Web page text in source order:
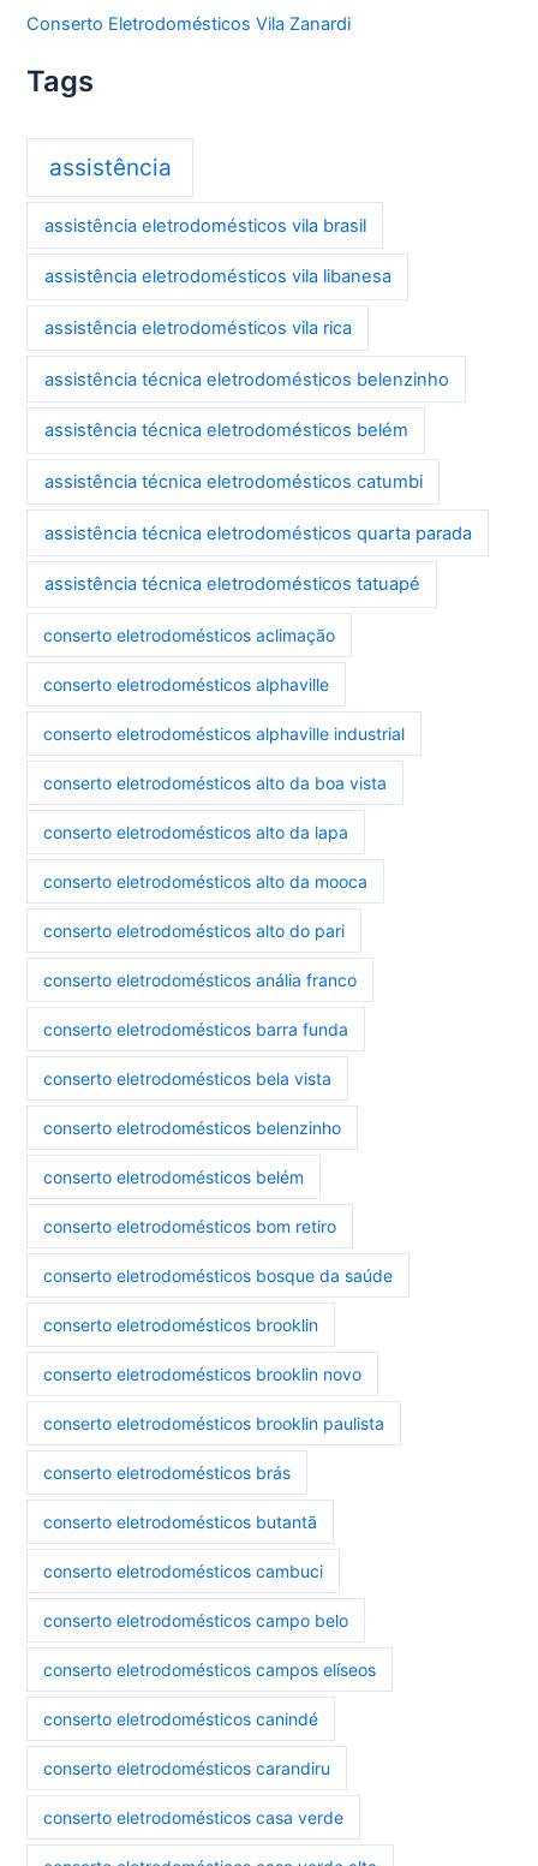
Conserto Eletrodomésticos Vila Zanardi
Tags
assistência
assistência eletrodomésticos vila brasil
assistência eletrodomésticos vila libanesa
assistência eletrodomésticos vila rica
assistência técnica eletrodomésticos belenzinho
assistência técnica eletrodomésticos belém
assistência técnica eletrodomésticos catumbi
assistência técnica eletrodomésticos quarta parada
assistência técnica eletrodomésticos tatuapé
conserto eletrodomésticos aclimação
conserto eletrodomésticos alphaville
conserto eletrodomésticos alphaville industrial
conserto eletrodomésticos alto da boa vista
conserto eletrodomésticos alto da lapa
conserto eletrodomésticos alto da mooca
conserto eletrodomésticos alto do pari
conserto eletrodomésticos anália franco
conserto eletrodomésticos barra funda
conserto eletrodomésticos bela vista
conserto eletrodomésticos belenzinho
conserto eletrodomésticos belém
conserto eletrodomésticos bom retiro
conserto eletrodomésticos bosque da saúde
conserto eletrodomésticos brooklin
conserto eletrodomésticos brooklin novo
conserto eletrodomésticos brooklin paulista
conserto eletrodomésticos brás
conserto eletrodomésticos butantã
conserto eletrodomésticos cambuci
conserto eletrodomésticos campo belo
conserto eletrodomésticos campos elíseos
conserto eletrodomésticos canindé
conserto eletrodomésticos carandiru
conserto eletrodomésticos casa verde